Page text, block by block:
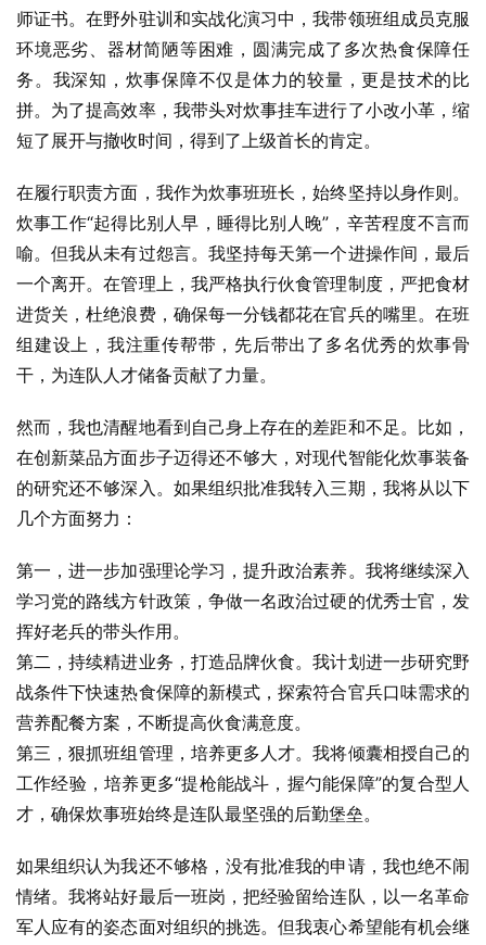
师证书。在野外驻训和实战化演习中，我带领班组成员克服
环境恶劣、器材简陋等困难，圆满完成了多次热食保障任
务。我深知，炊事保障不仅是体力的较量，更是技术的比
拼。为了提高效率，我带头对炊事挂车进行了小改小革，缩
短了展开与撤收时间，得到了上级首长的肯定。
在履行职责方面，我作为炊事班班长，始终坚持以身作则。
炊事工作“起得比别人早，睡得比别人晚”，辛苦程度不言而
喻。但我从未有过怨言。我坚持每天第一个进操作间，最后
一个离开。在管理上，我严格执行伙食管理制度，严把食材
进货关，杜绝浪费，确保每一分钱都花在官兵的嘴里。在班
组建设上，我注重传帮带，先后带出了多名优秀的炊事骨
干，为连队人才储备贡献了力量。
然而，我也清醒地看到自己身上存在的差距和不足。比如，
在创新菜品方面步子迈得还不够大，对现代智能化炊事装备
的研究还不够深入。如果组织批准我转入三期，我将从以下
几个方面努力：
第一，进一步加强理论学习，提升政治素养。我将继续深入
学习党的路线方针政策，争做一名政治过硬的优秀士官，发
挥好老兵的带头作用。
第二，持续精进业务，打造品牌伙食。我计划进一步研究野
战条件下快速热食保障的新模式，探索符合官兵口味需求的
营养配餐方案，不断提高伙食满意度。
第三，狠抓班组管理，培养更多人才。我将倾囊相授自己的
工作经验，培养更多“提枪能战斗，握勺能保障”的复合型人
才，确保炊事班始终是连队最坚强的后勤堡垒。
如果组织认为我还不够格，没有批准我的申请，我也绝不闹
情绪。我将站好最后一班岗，把经验留给连队，以一名革命
军人应有的姿态面对组织的挑选。但我衷心希望能有机会继